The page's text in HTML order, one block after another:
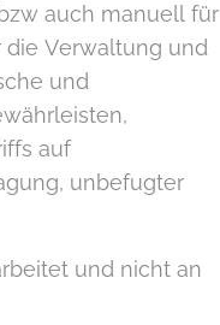
auch manuell für
Verwaltung und
und
auf
unbefugter
und nicht an